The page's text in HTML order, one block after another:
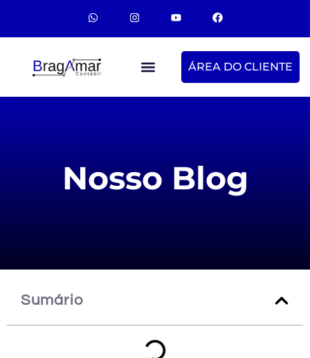
ÁREA DO CLIENTE
Nosso Blog
Sumário